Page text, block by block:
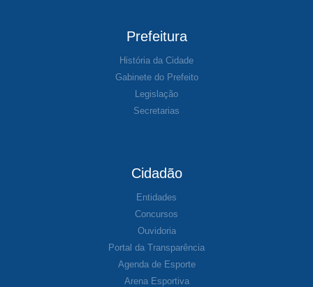
Prefeitura
História da Cidade
Gabinete do Prefeito
Legislação
Secretarias
Cidadão
Entidades
Concursos
Ouvidoria
Portal da Transparência
Agenda de Esporte
Arena Esportiva